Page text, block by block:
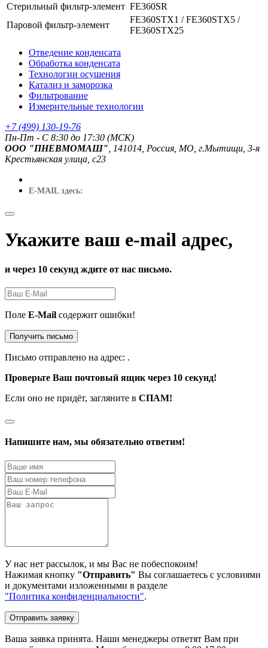
Стерильный фильтр-элемент FE360SR
Паровой фильтр-элемент
FE360STX1 / FE360STX5 /
FE360STX25
Отведение конденсата
Обработка конденсата
Технологии осушения
Катализ и заморозка
Фильтрование
Измерительные технологии
+7 (499) 130-19-76
Пн-Пт - C 8:30 до 17:30 (МСК)
ООО "ПНЕВМОМАШ" , 141014, Россия, МО, г.Мытищи, 3-я
Крестьянская улица, с23
E-MAIL здесь:
Укажите ваш e-mail адрес,
и через 10 секунд ждите от нас письмо.
Поле E-Mail содержит ошибки!
Получить письмо
Письмо отправлено на адрес: .
Проверьте Ваш почтовый ящик через 10 секунд!
Если оно не придёт, загляните в СПАМ!
Напишите нам, мы обязательно ответим!
У нас нет рассылок, и мы Вас не побеспокоим!
Нажимая кнопку "Отправить" Вы соглашаетесь с условиями
и документами изложенными в разделе
"Политика конфиденциальности".
Отправить заявку
Ваша заявка принята. Наши менеджеры ответят Вам при